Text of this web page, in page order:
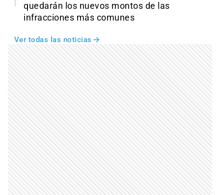
quedarán los nuevos montos de las
infracciones más comunes
Ver todas las noticias